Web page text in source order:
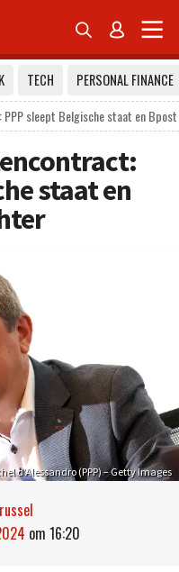
 
TECH
PERSONAL FINANCE
sleept Belgische staat en
staat en
d’Alessandro (PPP) – Getty Images
om 16:20